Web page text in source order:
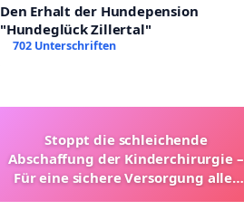
Den Erhalt der Hundepension
"Hundeglück Zillertal"
702 Unterschriften
Stoppt die schleichende
Abschaffung der Kinderchirurgie –
Für eine sichere Versorgung aller